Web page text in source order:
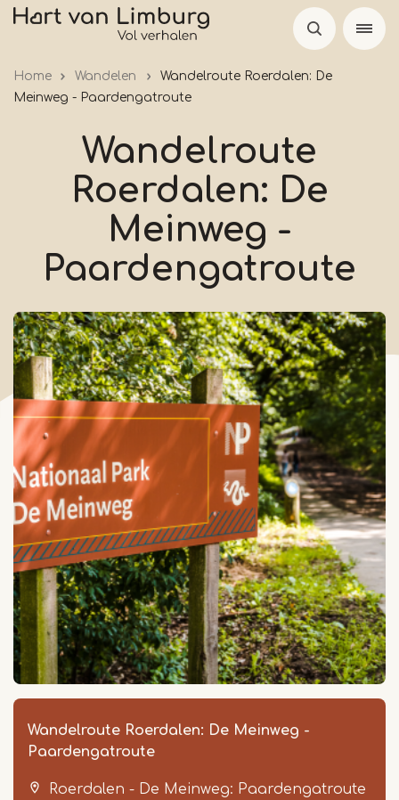
Overslaan
Home Wandelen
Wandelroute Roerdalen: De
Meinweg - Paardengatroute
Wandelroute
Roerdalen: De
Meinweg -
Paardengatroute
Wandelroute Roerdalen: De Meinweg -
Paardengatroute
Roerdalen - De Meinweg: Paardengatroute